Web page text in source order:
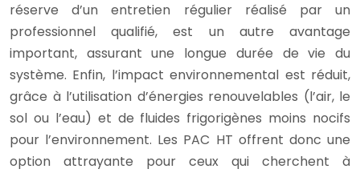
réserve d’un entretien régulier réalisé par un
professionnel qualifié, est un autre avantage
important, assurant une longue durée de vie du
système. Enfin, l’impact environnemental est réduit,
grâce à l’utilisation d’énergies renouvelables (l’air, le
sol ou l’eau) et de fluides frigorigènes moins nocifs
pour l’environnement. Les PAC HT offrent donc une
option attrayante pour ceux qui cherchent à